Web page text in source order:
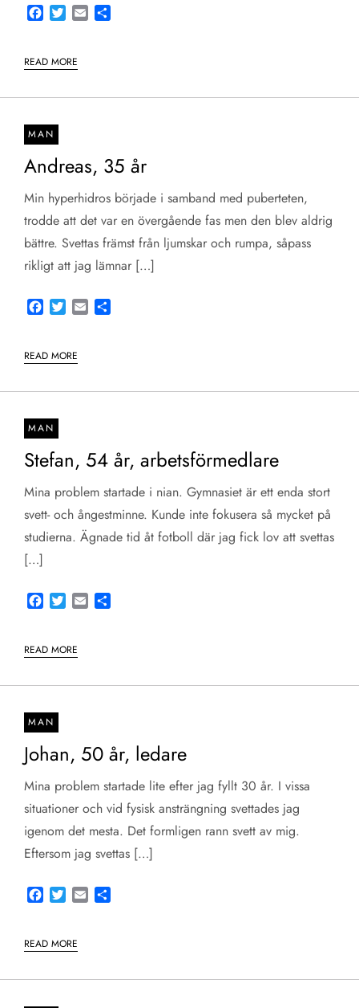
Facebook
TwitterEmail
READ MORE
MAN
Andreas, 35 år
Min hyperhidros började i samband med puberteten,
trodde att det var en övergående fas men den blev aldrig
bättre. Svettas främst från ljumskar och rumpa, såpass
rikligt att jag lämnar […]
Facebook
TwitterEmail
READ MORE
MAN
Stefan, 54 år, arbetsförmedlare
Mina problem startade i nian. Gymnasiet är ett enda stort
svett- och ångestminne. Kunde inte fokusera så mycket på
studierna. Ägnade tid åt fotboll där jag fick lov att svettas
[…]
Facebook
TwitterEmail
READ MORE
MAN
Johan, 50 år, ledare
Mina problem startade lite efter jag fyllt 30 år. I vissa
situationer och vid fysisk ansträngning svettades jag
igenom det mesta. Det formligen rann svett av mig.
Eftersom jag svettas […]
Facebook
TwitterEmail
READ MORE